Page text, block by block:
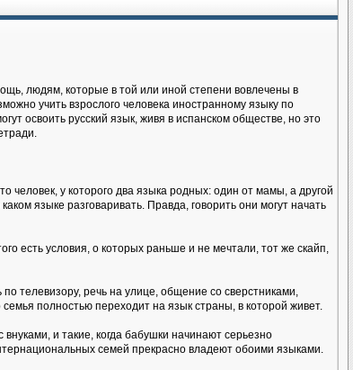
людям, которые в той или иной степени вовлечены в
учить взрослого человека иностранному языку по
освоить русский язык, живя в испанском обществе, но это
человек, у которого два языка родных: один от мамы, а другой
языке разговаривать. Правда, говорить они могут начать
есть условия, о которых раньше и не мечтали, тот же скайп,
телевизору, речь на улице, общение со сверстниками,
полностью переходит на язык страны, в которой живет.
и такие, когда бабушки начинают серьезно
семей прекрасно владеют обоими языками.